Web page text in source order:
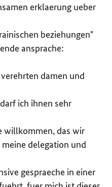
erklaerung ueber
beziehungen"
ansprache:
damen und
ich ihnen sehr
willkommen, das wir
delegation und
gespraeche in einer